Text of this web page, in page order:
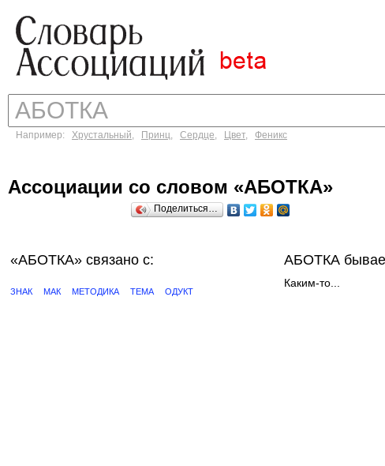
Например: Хрустальный, Принц, Сердце, Цвет, Феникс
Ассоциации со словом «АБОТКА»
Поделиться…
«АБОТКА» связано с:
ЗНАК МАК МЕТОДИКА ТЕМА ОДУКТ
АБОТКА
Каким-то...